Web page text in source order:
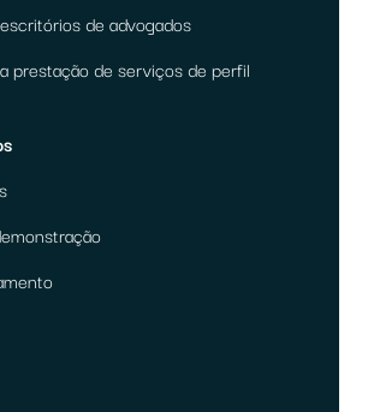
de advogados
prestação de serviços de perfil